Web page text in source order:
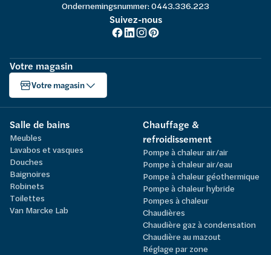
Ondernemingsnummer: 0443.336.223
Suivez-nous
Votre magasin
Votre magasin
Salle de bains
Meubles
Lavabos et vasques
Douches
Baignoires
Robinets
Toilettes
Van Marcke Lab
Chauffage &
refroidissement
Pompe à chaleur air/air
Pompe à chaleur air/eau
Pompe à chaleur géothermique
Pompe à chaleur hybride
Pompes à chaleur
Chaudières
Chaudière gaz à condensation
Chaudière au mazout
Réglage par zone